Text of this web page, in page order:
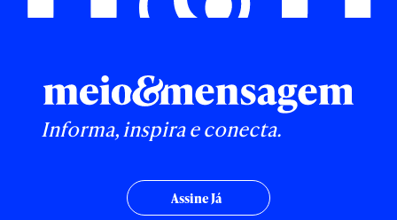
Informa, inspira e conecta.
Assine Já